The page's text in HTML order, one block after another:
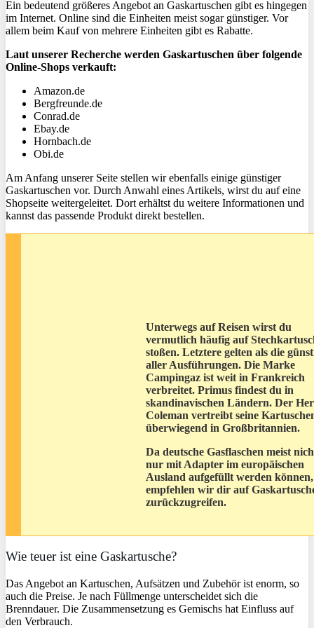
Ein bedeutend größeres Angebot an Gaskartuschen gibt es hingegen
im Internet. Online sind die Einheiten meist sogar günstiger. Vor
allem beim Kauf von mehrere Einheiten gibt es Rabatte.
Laut unserer Recherche werden Gaskartuschen über folgende
Online-Shops verkauft:
Amazon.de
Bergfreunde.de
Conrad.de
Ebay.de
Hornbach.de
Obi.de
Am Anfang unserer Seite stellen wir ebenfalls einige günstiger
Gaskartuschen vor. Durch Anwahl eines Artikels, wirst du auf eine
Shopseite weitergeleitet. Dort erhältst du weitere Informationen und
kannst das passende Produkt direkt bestellen.
Unterwegs auf Reisen wirst du
vermutlich häufig auf
stoßen. Letztere gelten als die
aller Ausführungen. Die Marke
Campingaz ist weit in Frankreich
verbreitet. Primus findest du in
skandinavischen Ländern. Der
Coleman vertreibt seine
überwiegend in Großbritannien.
Da deutsche Gasflaschen meist
nur mit Adapter im europäischen
Ausland aufgefüllt werden können,
empfehlen wir dir auf
zurückzugreifen.
Wie teuer ist eine Gaskartusche?
Das Angebot an Kartuschen, Aufsätzen und Zubehör ist enorm, so
auch die Preise. Je nach Füllmenge unterscheidet sich die
Brenndauer. Die Zusammensetzung es Gemischs hat Einfluss auf
den Verbrauch.